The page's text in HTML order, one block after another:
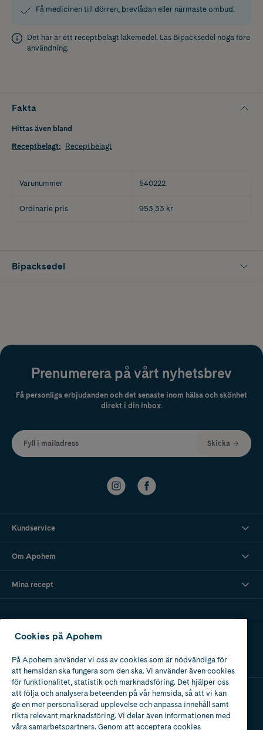
Få medicinen till dörren, brevlådan eller närmaste ombud.
Det här är ett receptbelagt läkemedel. Läs Bipacksedel noga före
användning.
Fakta
Hittas även bland
Receptbelagt: Receptbelagt
Varunummer 540222
Ordinarie pris 953,33 kr
Bipacksedel
Prenumerera på vårt nyhetsbrev
Få personliga erbjudanden och det senaste inom hälsa och skönhet
direkt i din inbox.
Fyll i mailadress Skicka
Kundservice
Om Apohem
Mina recept
Ladda ner vår app
Apotek med tillstånd
av Läkemedelsverket
Cookies på Apohem
På Apohem använder vi oss av cookies som är nödvändiga för
att hemsidan ska fungera som den ska. Vi använder även cookies
för funktionalitet, statistik och marknadsföring. Det hjälper oss
att följa och analysera beteenden på vår hemsida, så att vi kan
ge en mer personaliserad upplevelse och anpassa innehåll samt
rikta relevant marknadsföring. Vi delar även informationen med
våra samarbetspartners. Genom att acceptera cookies